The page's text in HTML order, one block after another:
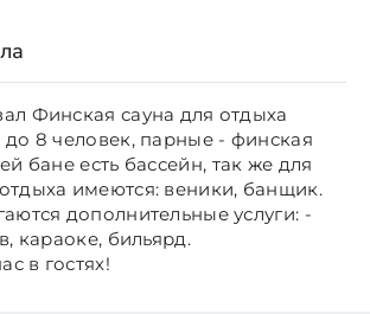
Финская сауна для отдыха
до 8 человек, парные - финская
бане есть бассейн, так же для
имеются: веники, банщик.
дополнительные услуги: -
караоке, бильярд.
в гостях!